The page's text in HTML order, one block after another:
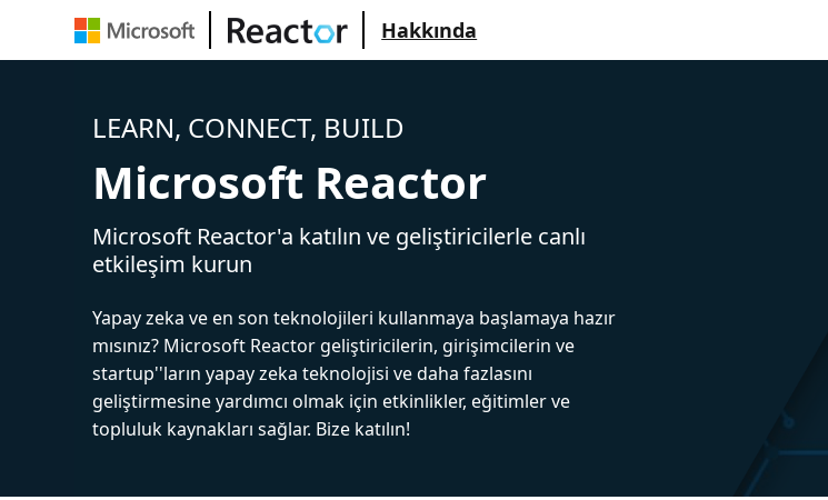
Hakkında
LEARN, CONNECT, BUILD
Microsoft Reactor
Microsoft Reactor'a katılın ve geliştiricilerle canlı
etkileşim kurun
Yapay zeka ve en son teknolojileri kullanmaya başlamaya hazır
mısınız? Microsoft Reactor geliştiricilerin, girişimcilerin ve
startup''ların yapay zeka teknolojisi ve daha fazlasını
geliştirmesine yardımcı olmak için etkinlikler, eğitimler ve
topluluk kaynakları sağlar. Bize katılın!